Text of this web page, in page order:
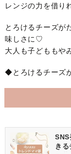
レンジの力を借り
とろけるチーズが
味しさに♡
大人も子どももや
◆とろけるチーズ
き